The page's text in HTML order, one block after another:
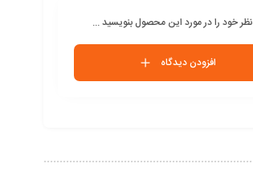
نظر خود را در مورد این محصول بنویسید ...
افزودن دیدگاه